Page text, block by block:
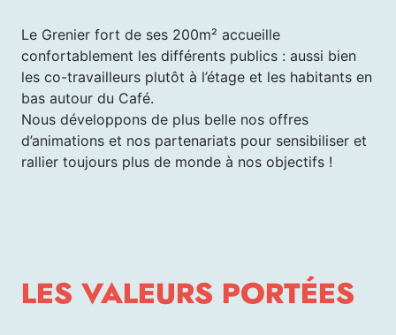
Le Grenier fort de ses 200m² accueille
confortablement les différents publics : aussi bien
les co-travailleurs plutôt à l’étage et les habitants en
bas autour du Café.
Nous développons de plus belle nos offres
d’animations et nos partenariats pour sensibiliser et
rallier toujours plus de monde à nos objectifs !
LES VALEURS PORTÉES